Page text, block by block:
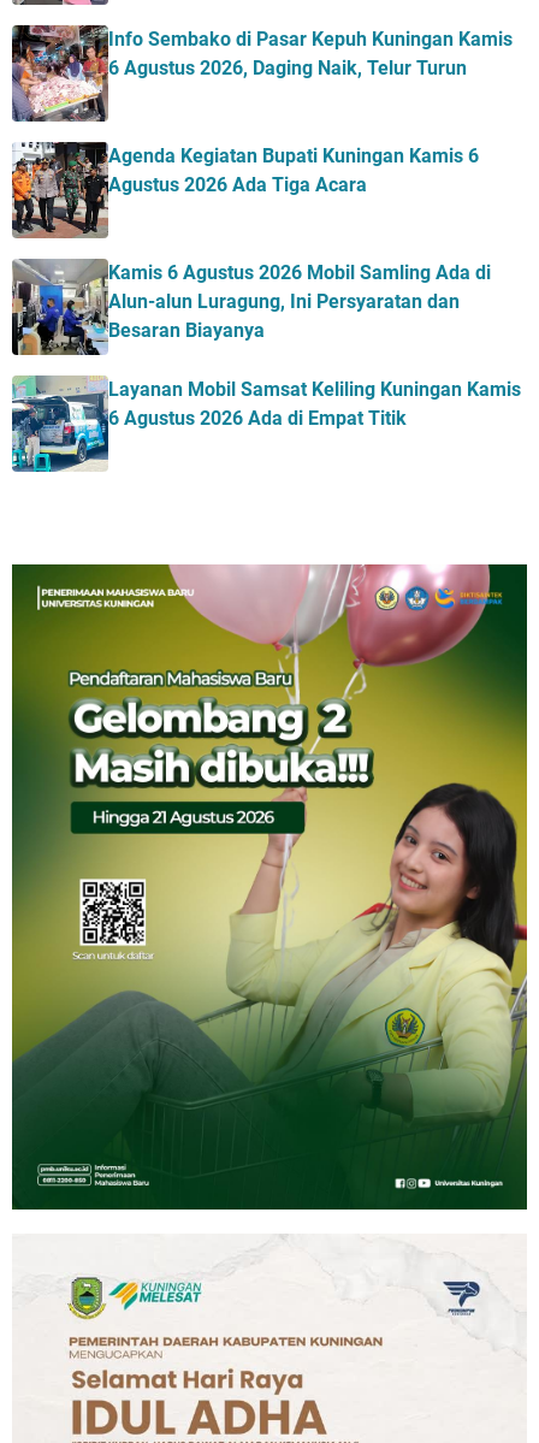
Info Sembako di Pasar Kepuh Kuningan Kamis
6 Agustus 2026, Daging Naik, Telur Turun
Agenda Kegiatan Bupati Kuningan Kamis 6
Agustus 2026 Ada Tiga Acara
Kamis 6 Agustus 2026 Mobil Samling Ada di
Alun-alun Luragung, Ini Persyaratan dan
Besaran Biayanya
Layanan Mobil Samsat Keliling Kuningan Kamis
6 Agustus 2026 Ada di Empat Titik